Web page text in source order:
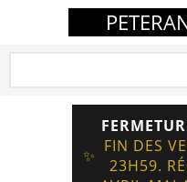
✨ FIN DES
23H59.